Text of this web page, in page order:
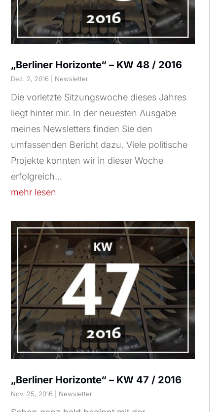
„Berliner Horizonte“ – KW 48 / 2016
Dez. 2, 2016 Newsletter
Die vorletzte Sitzungswoche dieses Jahres
liegt hinter mir. In der neuesten Ausgabe
meines Newsletters finden Sie den
umfassenden Bericht dazu. Viele politische
Projekte konnten wir in dieser Woche
erfolgreich...
mehr lesen
„Berliner Horizonte“ – KW 47 / 2016
Nov. 25, 2016 Newsletter